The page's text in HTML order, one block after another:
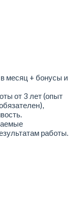
месяц + бонусы и
от 3 лет (опыт
работы.